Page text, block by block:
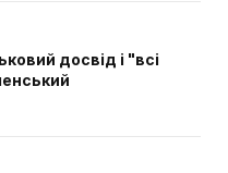
досвід і "всі